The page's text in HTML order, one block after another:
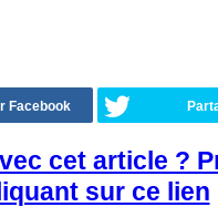
Facebook
cet article ?
sur ce lien